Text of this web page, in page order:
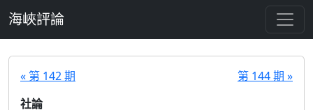
海峽評論
« 第 142 期
第 144 期 »
社論